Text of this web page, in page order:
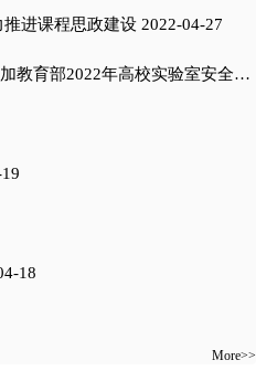
进课程思政建设 2022-04-27
教学工作简讯：耿丹学院参加教育部2022年高校实验室安全培训会
18
More>>